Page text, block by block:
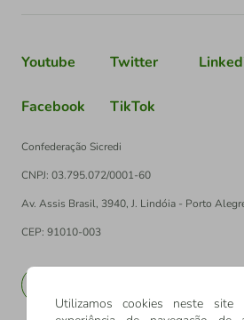
Youtube Twitter
Facebook TikTok
Confederação Sicredi
CNPJ: 03.795.072/0001-60
Av. Assis Brasil, 3940, J. Lindóia - Porto
CEP: 91010-003
Utilizamos cookies neste site